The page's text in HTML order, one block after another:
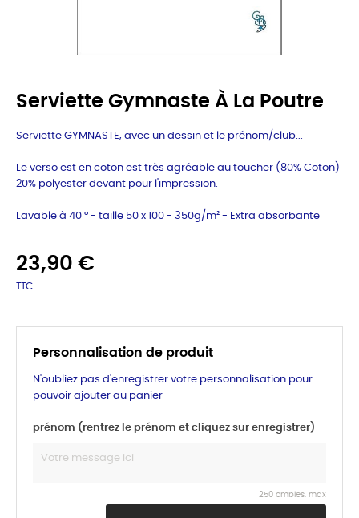
Serviette Gymnaste À La Poutre
Serviette GYMNASTE, avec un dessin et le prénom/club...
Le verso est en coton est très agréable au toucher (80% Coton)
20% polyester devant pour l'impression.
Lavable à 40 ° - taille 50 x 100 - 350g/m² - Extra absorbante
23,90 €
TTC
Personnalisation de produit
N'oubliez pas d'enregistrer votre personnalisation pour
pouvoir ajouter au panier
prénom (rentrez le prénom et cliquez sur enregistrer)
250 ombles. max